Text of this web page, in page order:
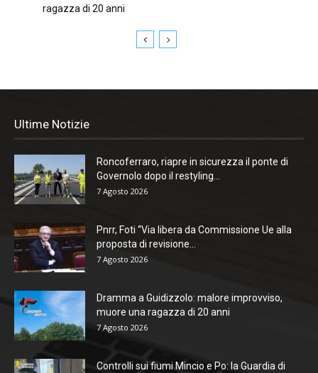
ragazza di 20 anni
Ultime Notizie
Roncoferraro, riapre in sicurezza il ponte di
Governolo dopo il restyling...
7 Agosto 2026
Pnrr, Foti “Via libera da Commissione Ue alla
proposta di revisione...
7 Agosto 2026
Dramma a Guidizzolo: malore improvviso,
muore una ragazza di 20 anni
7 Agosto 2026
Controlli sui fiumi Mincio e Po: la Guardia di